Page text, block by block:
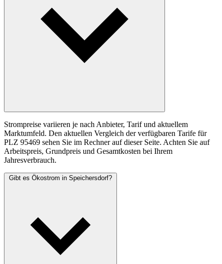
Strompreise variieren je nach Anbieter, Tarif und aktuellem
Marktumfeld. Den aktuellen Vergleich der verfügbaren Tarife für
PLZ 95469 sehen Sie im Rechner auf dieser Seite. Achten Sie auf
Arbeitspreis, Grundpreis und Gesamtkosten bei Ihrem
Jahresverbrauch.
Gibt es Ökostrom in Speichersdorf?